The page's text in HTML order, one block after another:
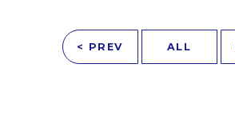
< PREV ALL